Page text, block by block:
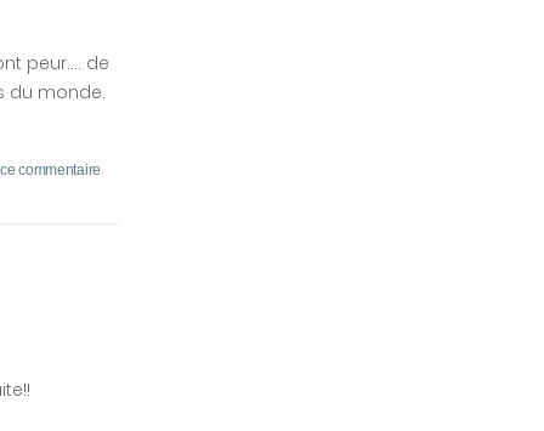
peur.... de
du monde.
commentaire